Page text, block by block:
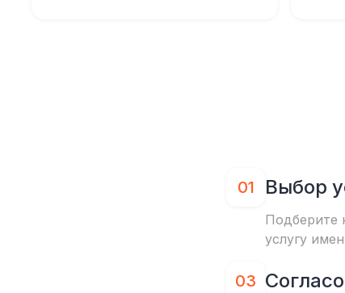
01 Выбор
Подберите
услугу
03